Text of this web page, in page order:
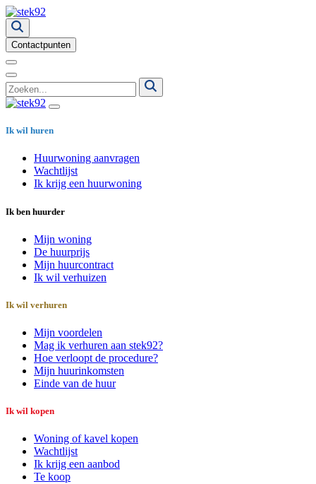
Contactpunten
Ik wil huren
Huurwoning aanvragen
Wachtlijst
Ik krijg een huurwoning
Ik ben huurder
Mijn woning
De huurprijs
Mijn huurcontract
Ik wil verhuizen
Ik wil verhuren
Mijn voordelen
Mag ik verhuren aan stek92?
Hoe verloopt de procedure?
Mijn huurinkomsten
Einde van de huur
Ik wil kopen
Woning of kavel kopen
Wachtlijst
Ik krijg een aanbod
Te koop